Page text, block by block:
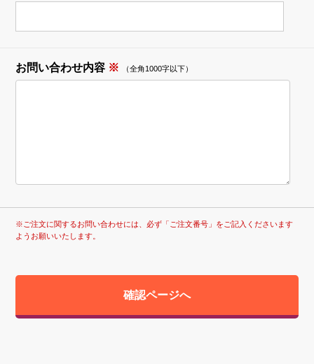
お問い合わせ内容 ※ （全角1000字以下）
※ご注文に関するお問い合わせには、必ず「ご注文番号」をご記入くださいます
ようお願いいたします。